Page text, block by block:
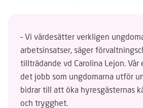
– Vi värdesätter verkligen
arbetsinsatser, säger
tillträdande vd Carolina Lejon.
det jobb som ungdomarna utför
bidrar till att öka hyresgästernas
och trygghet.